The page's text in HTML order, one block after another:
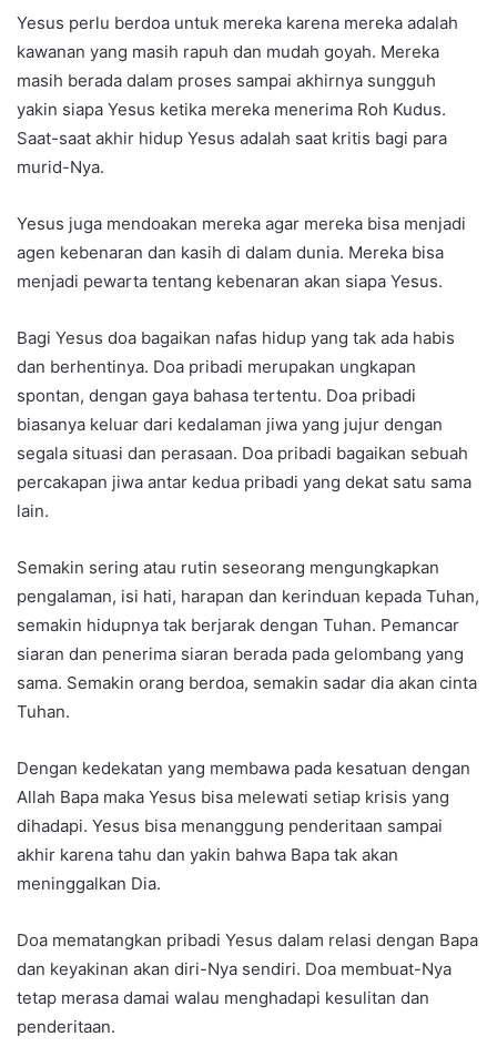
Yesus perlu berdoa untuk mereka karena mereka adalah
kawanan yang masih rapuh dan mudah goyah. Mereka
masih berada dalam proses sampai akhirnya sungguh
yakin siapa Yesus ketika mereka menerima Roh Kudus.
Saat-saat akhir hidup Yesus adalah saat kritis bagi para
murid-Nya.
Yesus juga mendoakan mereka agar mereka bisa menjadi
agen kebenaran dan kasih di dalam dunia. Mereka bisa
menjadi pewarta tentang kebenaran akan siapa Yesus.
Bagi Yesus doa bagaikan nafas hidup yang tak ada habis
dan berhentinya. Doa pribadi merupakan ungkapan
spontan, dengan gaya bahasa tertentu. Doa pribadi
biasanya keluar dari kedalaman jiwa yang jujur dengan
segala situasi dan perasaan. Doa pribadi bagaikan sebuah
percakapan jiwa antar kedua pribadi yang dekat satu sama
lain.
Semakin sering atau rutin seseorang mengungkapkan
pengalaman, isi hati, harapan dan kerinduan kepada Tuhan,
semakin hidupnya tak berjarak dengan Tuhan. Pemancar
siaran dan penerima siaran berada pada gelombang yang
sama. Semakin orang berdoa, semakin sadar dia akan cinta
Tuhan.
Dengan kedekatan yang membawa pada kesatuan dengan
Allah Bapa maka Yesus bisa melewati setiap krisis yang
dihadapi. Yesus bisa menanggung penderitaan sampai
akhir karena tahu dan yakin bahwa Bapa tak akan
meninggalkan Dia.
Doa mematangkan pribadi Yesus dalam relasi dengan Bapa
dan keyakinan akan diri-Nya sendiri. Doa membuat-Nya
tetap merasa damai walau menghadapi kesulitan dan
penderitaan.